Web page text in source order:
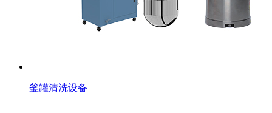
釜罐清洗设备